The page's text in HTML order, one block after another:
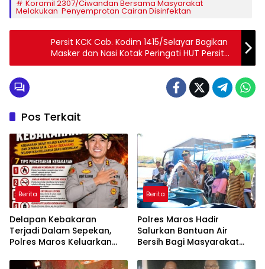
Koramil 2307/Ciwandan Bersama Masyarakat
Melakukan Penyemprotan Cairan Disinfektan
Persit KCK Cab. Kodim 1415/Selayar Bagikan
Masker dan Nasi Kotak Peringati HUT Persit
KCK Ke-75
Pos Terkait
Berita
Delapan Kebakaran
Terjadi Dalam Sepekan,
Polres Maros Keluarkan
Masyarakat
Berita
Polres Maros Hadir
Salurkan Bantuan Air
Bersih Bagi Masyarakat
Di Maros